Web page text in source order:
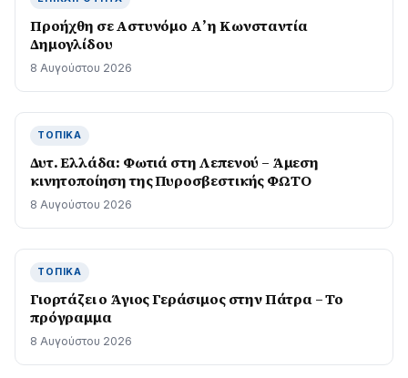
Προήχθη σε Αστυνόμο Α’ η Κωνσταντία
Δημογλίδου
8 Αυγούστου 2026
ΤΟΠΙΚΆ
Δυτ. Ελλάδα: Φωτιά στη Λεπενού – Άμεση
κινητοποίηση της Πυροσβεστικής ΦΩΤΟ
8 Αυγούστου 2026
ΤΟΠΙΚΆ
Γιορτάζει ο Άγιος Γεράσιμος στην Πάτρα – Το
πρόγραμμα
8 Αυγούστου 2026